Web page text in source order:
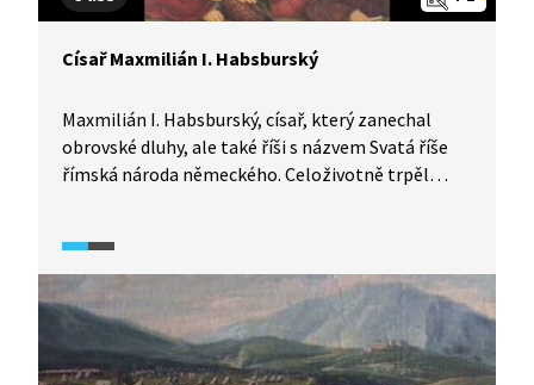
Císař Maxmilián I. Habsburský
Maxmilián I. Habsburský, císař, který zanechal
obrovské dluhy, ale také říši s názvem Svatá říše
římská národa německého. Celoživotně trpěl
by bojoval. Sňatková politika, to je jeho! Císařem
se po něm stane jeho vnuk Karel V., kterému
dědeček poradí, jak si získat přízeň kurfiřtů...